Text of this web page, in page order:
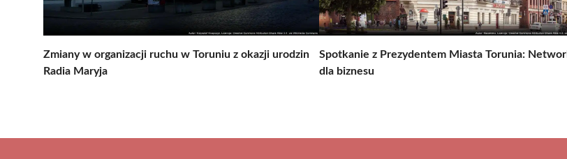
Zmiany w organizacji ruchu w Toruniu z okazji urodzin
Radia Maryja
Spotkanie z Prezydentem Miasta Torunia:
dla biznesu